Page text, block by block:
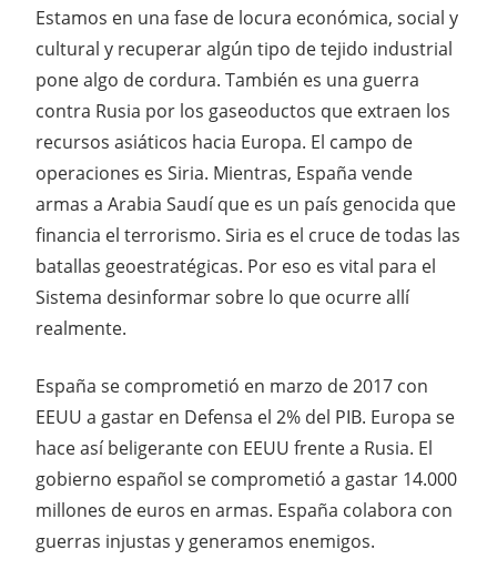
Estamos en una fase de locura económica, social y
cultural y recuperar algún tipo de tejido industrial
pone algo de cordura. También es una guerra
contra Rusia por los gaseoductos que extraen los
recursos asiáticos hacia Europa. El campo de
operaciones es Siria. Mientras, España vende
armas a Arabia Saudí que es un país genocida que
financia el terrorismo. Siria es el cruce de todas las
batallas geoestratégicas. Por eso es vital para el
Sistema desinformar sobre lo que ocurre allí
realmente.
España se comprometió en marzo de 2017 con
EEUU a gastar en Defensa el 2% del PIB. Europa se
hace así beligerante con EEUU frente a Rusia. El
gobierno español se comprometió a gastar 14.000
millones de euros en armas. España colabora con
guerras injustas y generamos enemigos.